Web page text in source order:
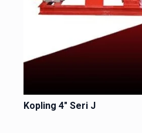
Kopling 4″ Seri J